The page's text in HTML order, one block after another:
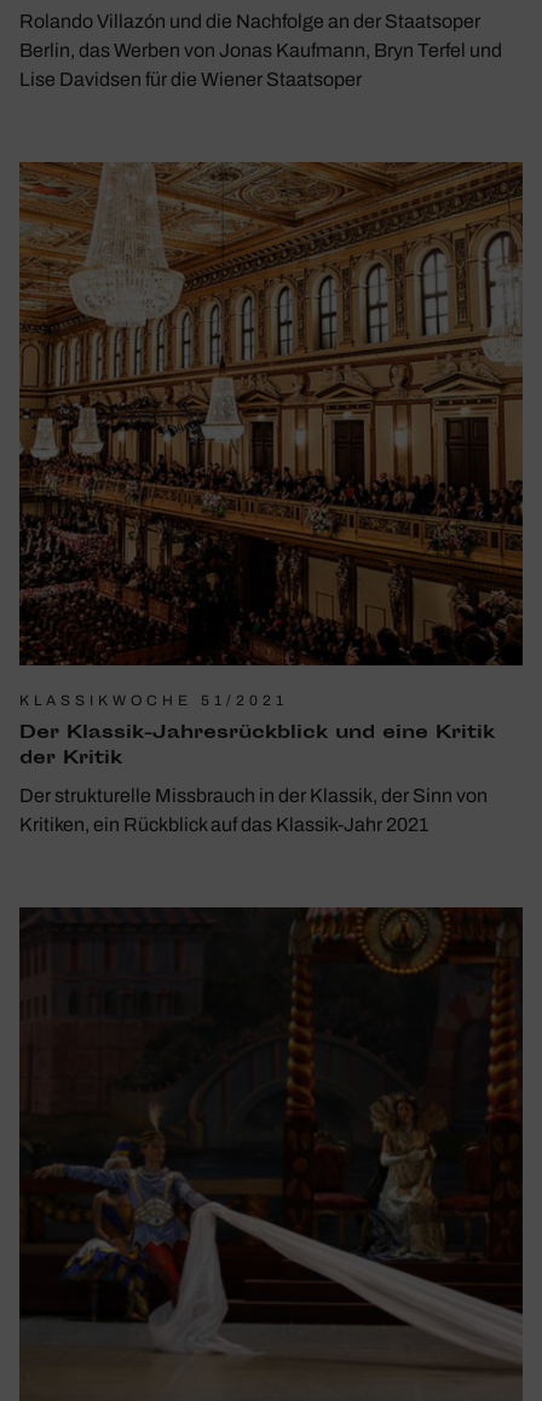
Rolando Villazón und die Nachfolge an der Staatsoper
Berlin, das Werben von Jonas Kaufmann, Bryn Terfel und
Lise Davidsen für die Wiener Staatsoper
KLASSIKWOCHE 51/2021
Der Klassik-Jahres­rück­blick und eine Kritik
der Kritik
Der strukturelle Missbrauch in der Klassik, der Sinn von
Kritiken, ein Rückblick auf das Klassik-Jahr 2021